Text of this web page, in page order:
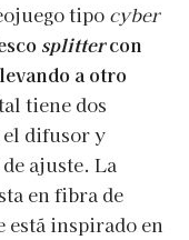
tipo cyber
splittercon
a otro
tiene dos
difusor y
ajuste. La
en fibra de
está inspirado en